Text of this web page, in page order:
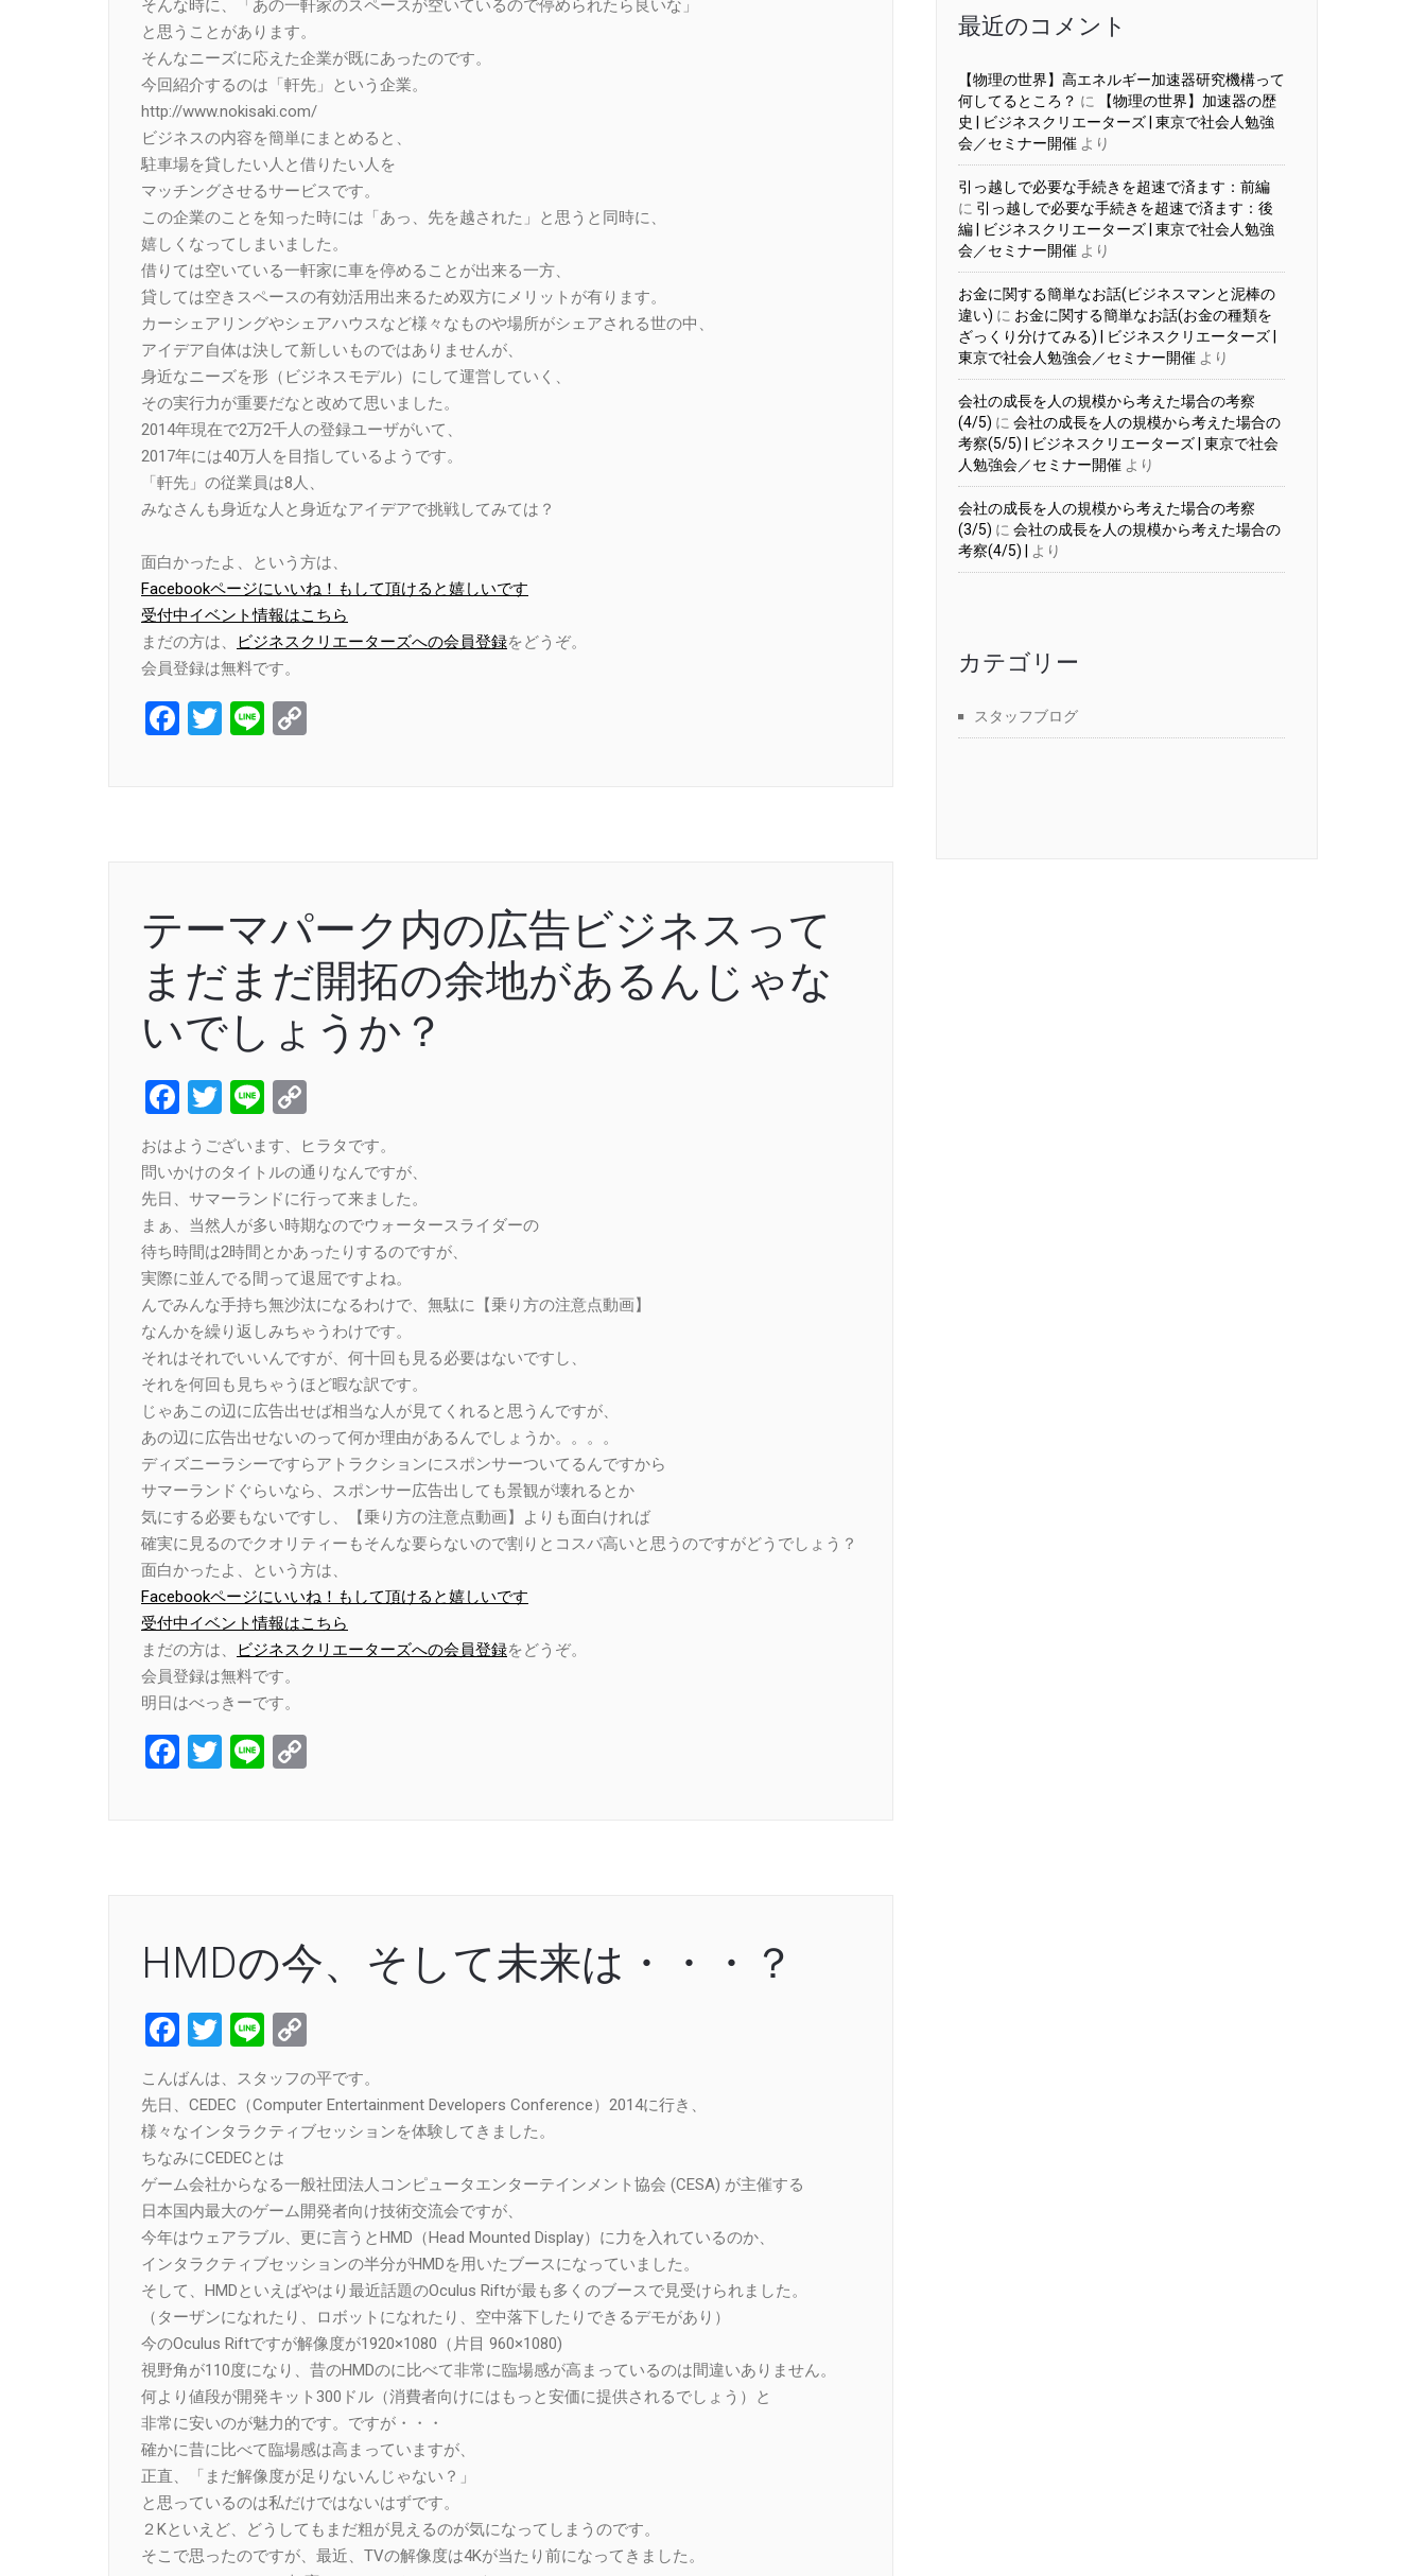
そんな時に、「あの一軒家のスペースが空いているので停められたら良いな」
と思うことがあります。
そんなニーズに応えた企業が既にあったのです。
今回紹介するのは「軒先」という企業。
http://www.nokisaki.com/
ビジネスの内容を簡単にまとめると、
駐車場を貸したい人と借りたい人を
マッチングさせるサービスです。
この企業のことを知った時には「あっ、先を越された」と思うと同時に、
嬉しくなってしまいました。
借りては空いている一軒家に車を停めることが出来る一方、
貸しては空きスペースの有効活用出来るため双方にメリットが有ります。
カーシェアリングやシェアハウスなど様々なものや場所がシェアされる世の中、
アイデア自体は決して新しいものではありませんが、
身近なニーズを形（ビジネスモデル）にして運営していく、
その実行力が重要だなと改めて思いました。
2014年現在で2万2千人の登録ユーザがいて、
2017年には40万人を目指しているようです。
「軒先」の従業員は8人、
みなさんも身近な人と身近なアイデアで挑戦してみては？
面白かったよ、という方は、
Facebookページにいいね！もして頂けると嬉しいです
受付中イベント情報はこちら
まだの方は、
ビジネスクリエーターズへの会員登録をどうぞ。
会員登録は無料です。
Facebook
Twitter
Line
テーマパーク内の広告ビジネスって
まだまだ開拓の余地があるんじゃな
いでしょうか？
Facebook
Twitter
Line
Link
おはようございます、ヒラタです。
問いかけのタイトルの通りなんですが、
先日、サマーランドに行って来ました。
まぁ、当然人が多い時期なのでウォータースライダーの
待ち時間は2時間とかあったりするのですが、
実際に並んでる間って退屈ですよね。
んでみんな手持ち無沙汰になるわけで、無駄に【乗り方の注意点動画】
なんかを繰り返しみちゃうわけです。
それはそれでいいんですが、何十回も見る必要はないですし、
それを何回も見ちゃうほど暇な訳です。
じゃあこの辺に広告出せば相当な人が見てくれると思うんですが、
あの辺に広告出せないのって何か理由があるんでしょうか。。。。
ディズニーラシーですらアトラクションにスポンサーついてるんですから
サマーランドぐらいなら、スポンサー広告出しても景観が壊れるとか
気にする必要もないですし、【乗り方の注意点動画】よりも面白ければ
確実に見るのでクオリティーもそんな要らないので割りとコスパ高いと思うのですがどうでしょう？
面白かったよ、という方は、
Facebookページにいいね！もして頂けると嬉しいです
受付中イベント情報はこちら
まだの方は、
ビジネスクリエーターズへの会員登録をどうぞ。
会員登録は無料です。
明日はべっきーです。
Facebook
Twitter
Line
HMDの今、そして未来は・・・？
Facebook
Twitter
Line
Link
こんばんは、スタッフの平です。
先日、CEDEC（Computer Entertainment Developers Conference）2014に行き、
様々なインタラクティブセッションを体験してきました。
ちなみにCEDECとは
ゲーム会社からなる一般社団法人コンピュータエンターテインメント協会 (CESA) が主催する
日本国内最大のゲーム開発者向け技術交流会ですが、
今年はウェアラブル、更に言うとHMD（Head Mounted Display）に力を入れているのか、
インタラクティブセッションの半分がHMDを用いたブースになっていました。
そして、HMDといえばやはり最近話題のOculus Riftが最も多くのブースで見受けられました。
（ターザンになれたり、ロボットになれたり、空中落下したりできるデモがあり）
今のOculus Riftですが解像度が1920×1080（片目 960×1080)
視野角が110度になり、昔のHMDのに比べて非常に臨場感が高まっているのは間違いありません。
何より値段が開発キット300ドル（消費者向けにはもっと安価に提供されるでしょう）と
非常に安いのが魅力的です。ですが・・・
確かに昔に比べて臨場感は高まっていますが、
正直、「まだ解像度が足りないんじゃない？」
と思っているのは私だけではないはずです。
２Kといえど、どうしてもまだ粗が見えるのが気になってしまうのです。
そこで思ったのですが、最近、TVの解像度は4Kが当たり前になってきました。
最近のコメント
【物理の世界】高エネルギー加速器研究機構って
何してるところ？ に
【物理の世界】加速器の歴
史 | ビジネスクリエーターズ | 東京で社会人勉強
会／セミナー開催 より
引っ越しで必要な手続きを超速で済ます：前編
に 引っ越しで必要な手続きを超速で済ます：後
編 | ビジネスクリエーターズ | 東京で社会人勉強
会／セミナー開催 より
お金に関する簡単なお話(ビジネスマンと泥棒の
違い) に お金に関する簡単なお話(お金の種類を
ざっくり分けてみる) | ビジネスクリエーターズ |
東京で社会人勉強会／セミナー開催 より
会社の成長を人の規模から考えた場合の考察
(4/5) に 会社の成長を人の規模から考えた場合の
考察(5/5) | ビジネスクリエーターズ | 東京で社会
人勉強会／セミナー開催 より
会社の成長を人の規模から考えた場合の考察
(3/5) に 会社の成長を人の規模から考えた場合の
考察(4/5) |
より
カテゴリー
スタッフブログ